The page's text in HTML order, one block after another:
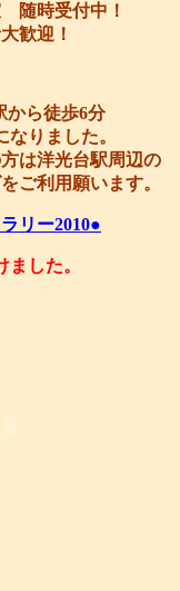
随時受付中！
歓迎！
から徒歩6分
なりました。
は洋光台駅周辺の
ご利用願います。
リー2010●
を受けました